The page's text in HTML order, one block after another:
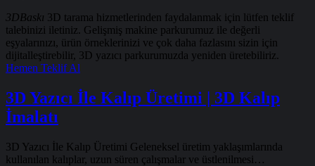
3DBaskı 3D tarama hizmetlerinden faydalanmak için lütfen teklif
talebinizi iletiniz. Gelişmiş makine parkurumuz ile değerli
eşyalarınızı, ürün örneklerinizi ve çok daha fazlasını sizin için
dijitalleştirebilir, 3D yazıcı parkurumuzda yeniden üretebiliriz.
Hemen Teklif Al
3D Yazıcı İle Kalıp Üretimi | 3D Kalıp
İmalatı
3D Yazıcı İle Kalıp Üretimi Geleneksel üretim yaklaşımlarında
kullanılan kalıplar, uzun süren çalışmalar ve üstlenilmesi…